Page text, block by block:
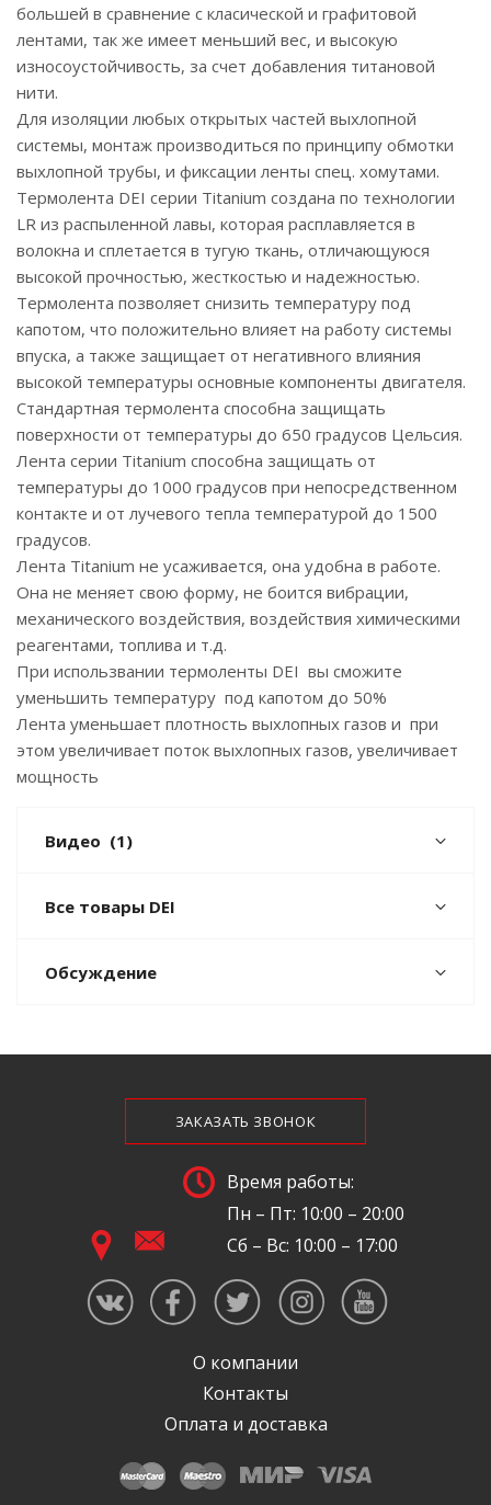
большей в сравнение с класической и графитовой
лентами, так же имеет меньший вес, и высокую
износоустойчивость, за счет добавления титановой
нити.
Для изоляции любых открытых частей выхлопной
системы, монтаж производиться по принципу обмотки
выхлопной трубы, и фиксации ленты спец. хомутами.
Термолента DEI серии Titanium создана по технологии
LR из распыленной лавы, которая расплавляется в
волокна и сплетается в тугую ткань, отличающуюся
высокой прочностью, жесткостью и надежностью.
Термолента позволяет снизить температуру под
капотом, что положительно влияет на работу системы
впуска, а также защищает от негативного влияния
высокой температуры основные компоненты двигателя.
Стандартная термолента способна защищать
поверхности от температуры до 650 градусов Цельсия.
Лента серии Titanium способна защищать от
температуры до 1000 градусов при непосредственном
контакте и от лучевого тепла температурой до 1500
градусов.
Лента Titanium не усаживается, она удобна в работе.
Она не меняет свою форму, не боится вибрации,
механического воздействия, воздействия химическими
реагентами, топлива и т.д.
При использвании термоленты DEI вы сможите
уменьшить температуру под капотом до 50%
Лента уменьшает плотность выхлопных газов и при
этом увеличивает поток выхлопных газов, увеличивает
мощность
Видео (1)
Все товары DEI
Обсуждение
ЗАКАЗАТЬ ЗВОНОК
Время работы:
Пн – Пт: 10:00 – 20:00
Сб – Вс: 10:00 – 17:00
О компании
Контакты
Оплата и доставка